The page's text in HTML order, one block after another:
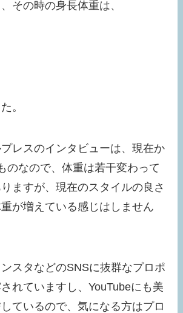
その時の身長体重は、
。
レスのインタビューは、現在か
のなので、体重は若干変わって
ますが、現在のスタイルの良さ
が増えている感じはしません
スタなどのSNSに抜群なプロポ
れていますし、YouTubeにも美
ているので、気になる方はプロ